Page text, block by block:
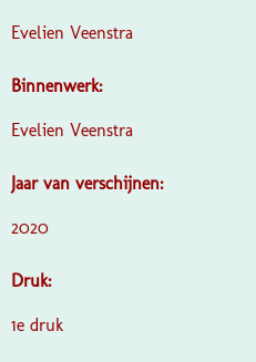
Evelien Veenstra
Binnenwerk:
Evelien Veenstra
Jaar van verschijnen:
2020
Druk:
1e druk